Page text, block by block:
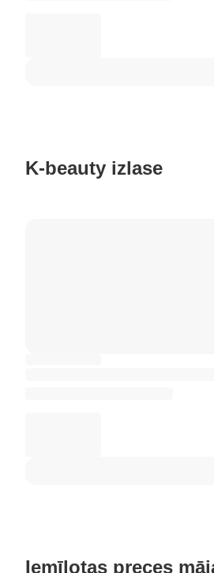
K-beauty izlase
Iemīļotas preces